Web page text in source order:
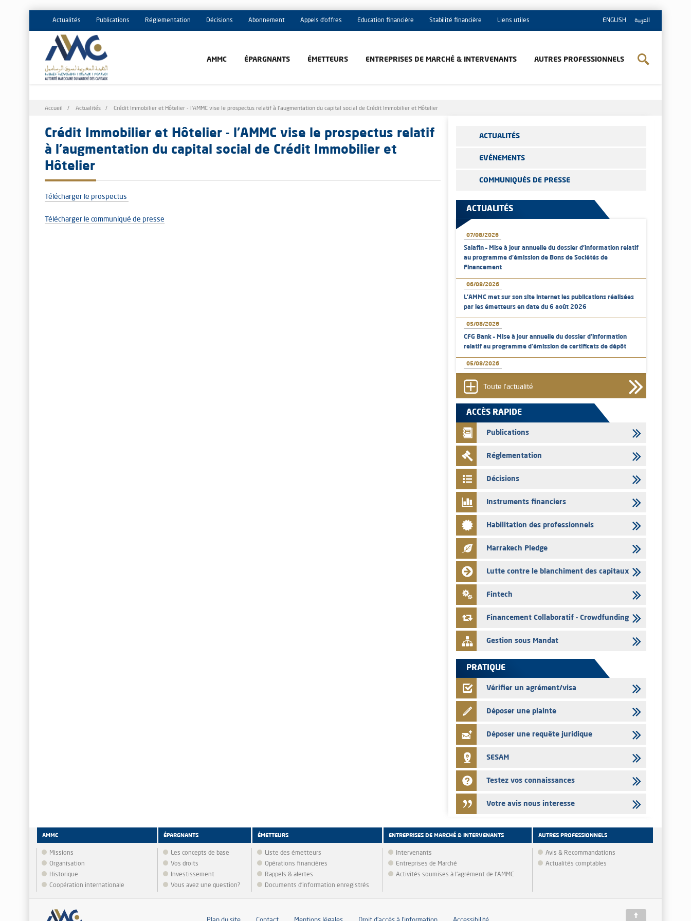
ENGLISH العربية Actualités Publications Réglementation Décisions Abonnement Appels d'offres Education financière Stabilité financière Liens utiles
AMMC ÉPARGNANTS ÉMETTEURS ENTREPRISES DE MARCHÉ & INTERVENANTS AUTRES PROFESSIONNELS
Fil
Accueil Actualités Crédit Immobilier et Hôtelier - l'AMMC vise le prospectus relatif à l’augmentation du capital social de Crédit Immobilier et Hôtelier
Crédit Immobilier et Hôtelier - l'AMMC vise le prospectus relatif
à l’augmentation du capital social de Crédit Immobilier et
Hôtelier
Télécharger le prospectus
Télécharger le communiqué de presse
ACTUALITÉS
EVÉNEMENTS
COMMUNIQUÉS DE PRESSE
ACTUALITÉS
07/08/2026
Salafin – Mise à jour annuelle du dossier d’information relatif
au programme d'émission de Bons de Sociétés de
Financement
06/08/2026
L’AMMC met sur son site internet les publications réalisées
par les émetteurs en date du 6 août 2026
05/08/2026
CFG Bank – Mise à jour annuelle du dossier d’information
relatif au programme d'émission de certificats de dépôt
05/08/2026
relatif au programme d'émission de certificats de dépôt
05/08/2026
L’AMMC met sur son site internet les publications réalisées
par les émetteurs en date du 5 août 2026
04/08/2026
L’AMMC met sur son site internet les publications réalisées
par les émetteurs en date du 4 août 2026
03/08/2026
relatif au programme d'émission de certificats de dépôt
03/08/2026
L’AMMC met sur son site internet les publications réalisées
par les émetteurs en date du 3 août 2026
03/08/2026
Liste des agréments et visas d'OPCVM accordés par l'AMMC
pour le mois de juillet 2026
L' AMMC publie les indicateurs mensuels du marché des
Toute l'actualité
ACCÈS RAPIDE
Publications
Réglementation
Décisions
Instruments financiers
Habilitation des professionnels
Marrakech Pledge
Lutte contre le blanchiment des capitaux
Fintech
Financement Collaboratif - Crowdfunding
Gestion sous Mandat
PRATIQUE
Vérifier un agrément/visa
Déposer une plainte
Déposer une requête juridique
SESAM
Testez vos connaissances
Votre avis nous interesse
AMMC
Missions
Organisation
Historique
Coopération internationale
ÉPARGNANTS
Les concepts de base
Vos droits
Investissement
Vous avez une question?
ÉMETTEURS
Liste des émetteurs
Opérations financières
Rappels & alertes
Documents d’information enregistrés
ENTREPRISES DE MARCHÉ & INTERVENANTS
Intervenants
Entreprises de Marché
Activités soumises à l'agrément de l'AMMC
AUTRES PROFESSIONNELS
Avis & Recommandations
Actualités comptables